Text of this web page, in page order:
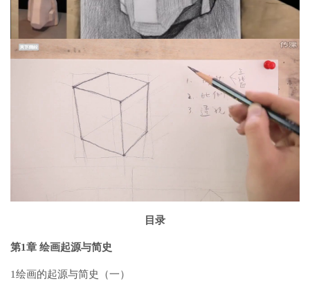
目录
第1章 绘画起源与简史
1绘画的起源与简史（一）